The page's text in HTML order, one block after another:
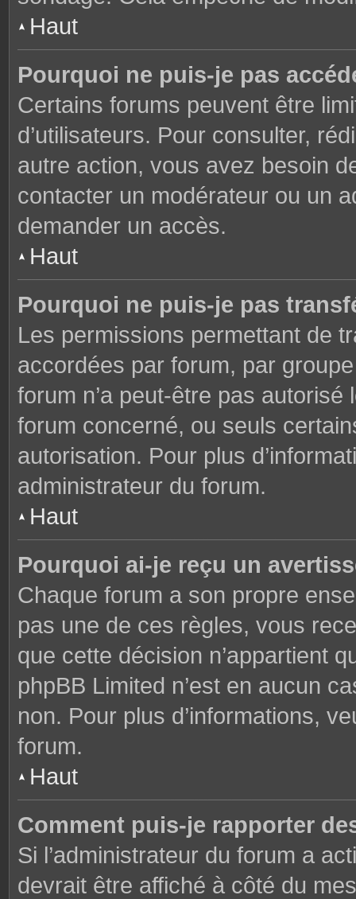
Haut
Pourquoi ne puis-je pas
Certains forums peuvent être
d’utilisateurs. Pour consulter,
autre action, vous avez besoin
contacter un modérateur ou un
demander un accès.
Haut
Pourquoi ne puis-je pas
Les permissions permettant de
accordées par forum, par
forum n’a peut-être pas
forum concerné, ou seuls
autorisation. Pour plus
administrateur du forum.
Haut
Pourquoi ai-je reçu un
Chaque forum a son propre
pas une de ces règles, vous
que cette décision n’appartient
phpBB Limited n’est en aucun
non. Pour plus d’informations,
forum.
Haut
Comment puis-je rapporter
Si l’administrateur du forum a
devrait être affiché à côté du